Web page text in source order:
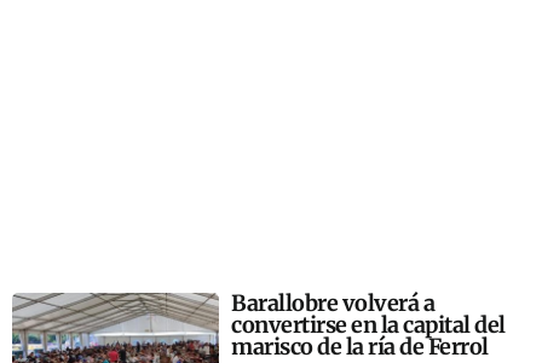
Barallobre volverá a
convertirse en la capital del
marisco de la ría de Ferrol